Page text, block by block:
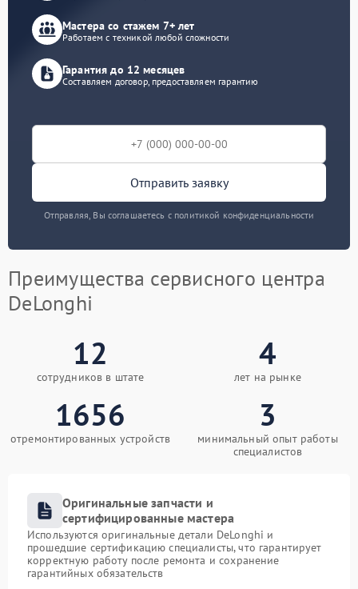
Мастера со стажем 7+ лет
Работаем с техникой любой сложности
Гарантия до 12 месяцев
Составляем договор, предоставляем гарантию
Отправить заявку
Отправляя, Вы соглашаетесь с политикой конфиденциальности
Преимущества сервисного центра
DeLonghi
12
сотрудников в штате
4
лет на рынке
1656
отремонтированных устройств
3
минимальный опыт работы
специалистов
Оригинальные запчасти и
сертифицированные мастера
Используются оригинальные детали DeLonghi и
прошедшие сертификацию специалисты, что гарантирует
корректную работу после ремонта и сохранение
гарантийных обязательств